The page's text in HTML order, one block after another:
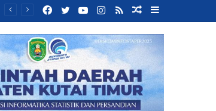
Random
Article
RSS
Instagram
YouTube
Twitter
Facebook